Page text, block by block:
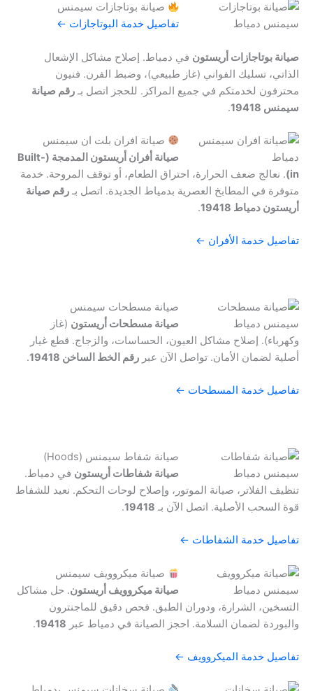
صيانة بوتاجازات سيمنس
تفاصيل خدمة البوتاجازات ←
صيانة بوتاجازات أريستون في دمياط. إصلاح مشاكل الإشعال
الذاتي، تسليك الفواني (غاز طبيعي)، وضبط الفرن. فنيون
محترفون لخدمتكم في جميع المراكز. للحجز اتصل بـ رقم صيانة
سيمنس 19418
.
صيانة افران بلت ان سيمنس
صيانة أفران أريستون المدمجة (Built-
in) . نعالج ضعف الحرارة، احتراق الطعام، أو توقف المروحة. خدمة
متوفرة في المطابخ العصرية بدمياط الجديدة. اتصل بـ رقم صيانة
أريستون دمياط 19418
.
تفاصيل خدمة الأفران ←
صيانة مسطحات سيمنس
صيانة مسطحات أريستون (غاز
وكهرباء). إصلاح مشاكل العيون، الحساسات، والزجاج. قطع غيار
أصلية لضمان الأمان. تواصل الآن عبر رقم الخط الساخن 19418 .
تفاصيل خدمة المسطحات ←
صيانة شفاط سيمنس (Hoods)
صيانة شفاطات أريستون في دمياط.
تنظيف الفلاتر، صيانة الموتور، وإصلاح لوحات التحكم. نعيد للشفاط
قوة السحب الأصلية. اتصل الآن بـ 19418
.
تفاصيل خدمة الشفاطات ←
صيانة ميكروويف سيمنس
صيانة ميكروويف أريستون. حل مشاكل
التسخين، الشرارة، ودوران الطبق. فحص دقيق للماجنترون
والبوردة لضمان السلامة. احجز الصيانة في دمياط عبر 19418
.
تفاصيل خدمة الميكروويف ←